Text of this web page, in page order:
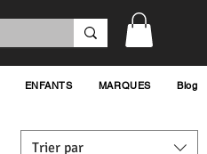
ENFANTS MARQUES Blog
Trier par